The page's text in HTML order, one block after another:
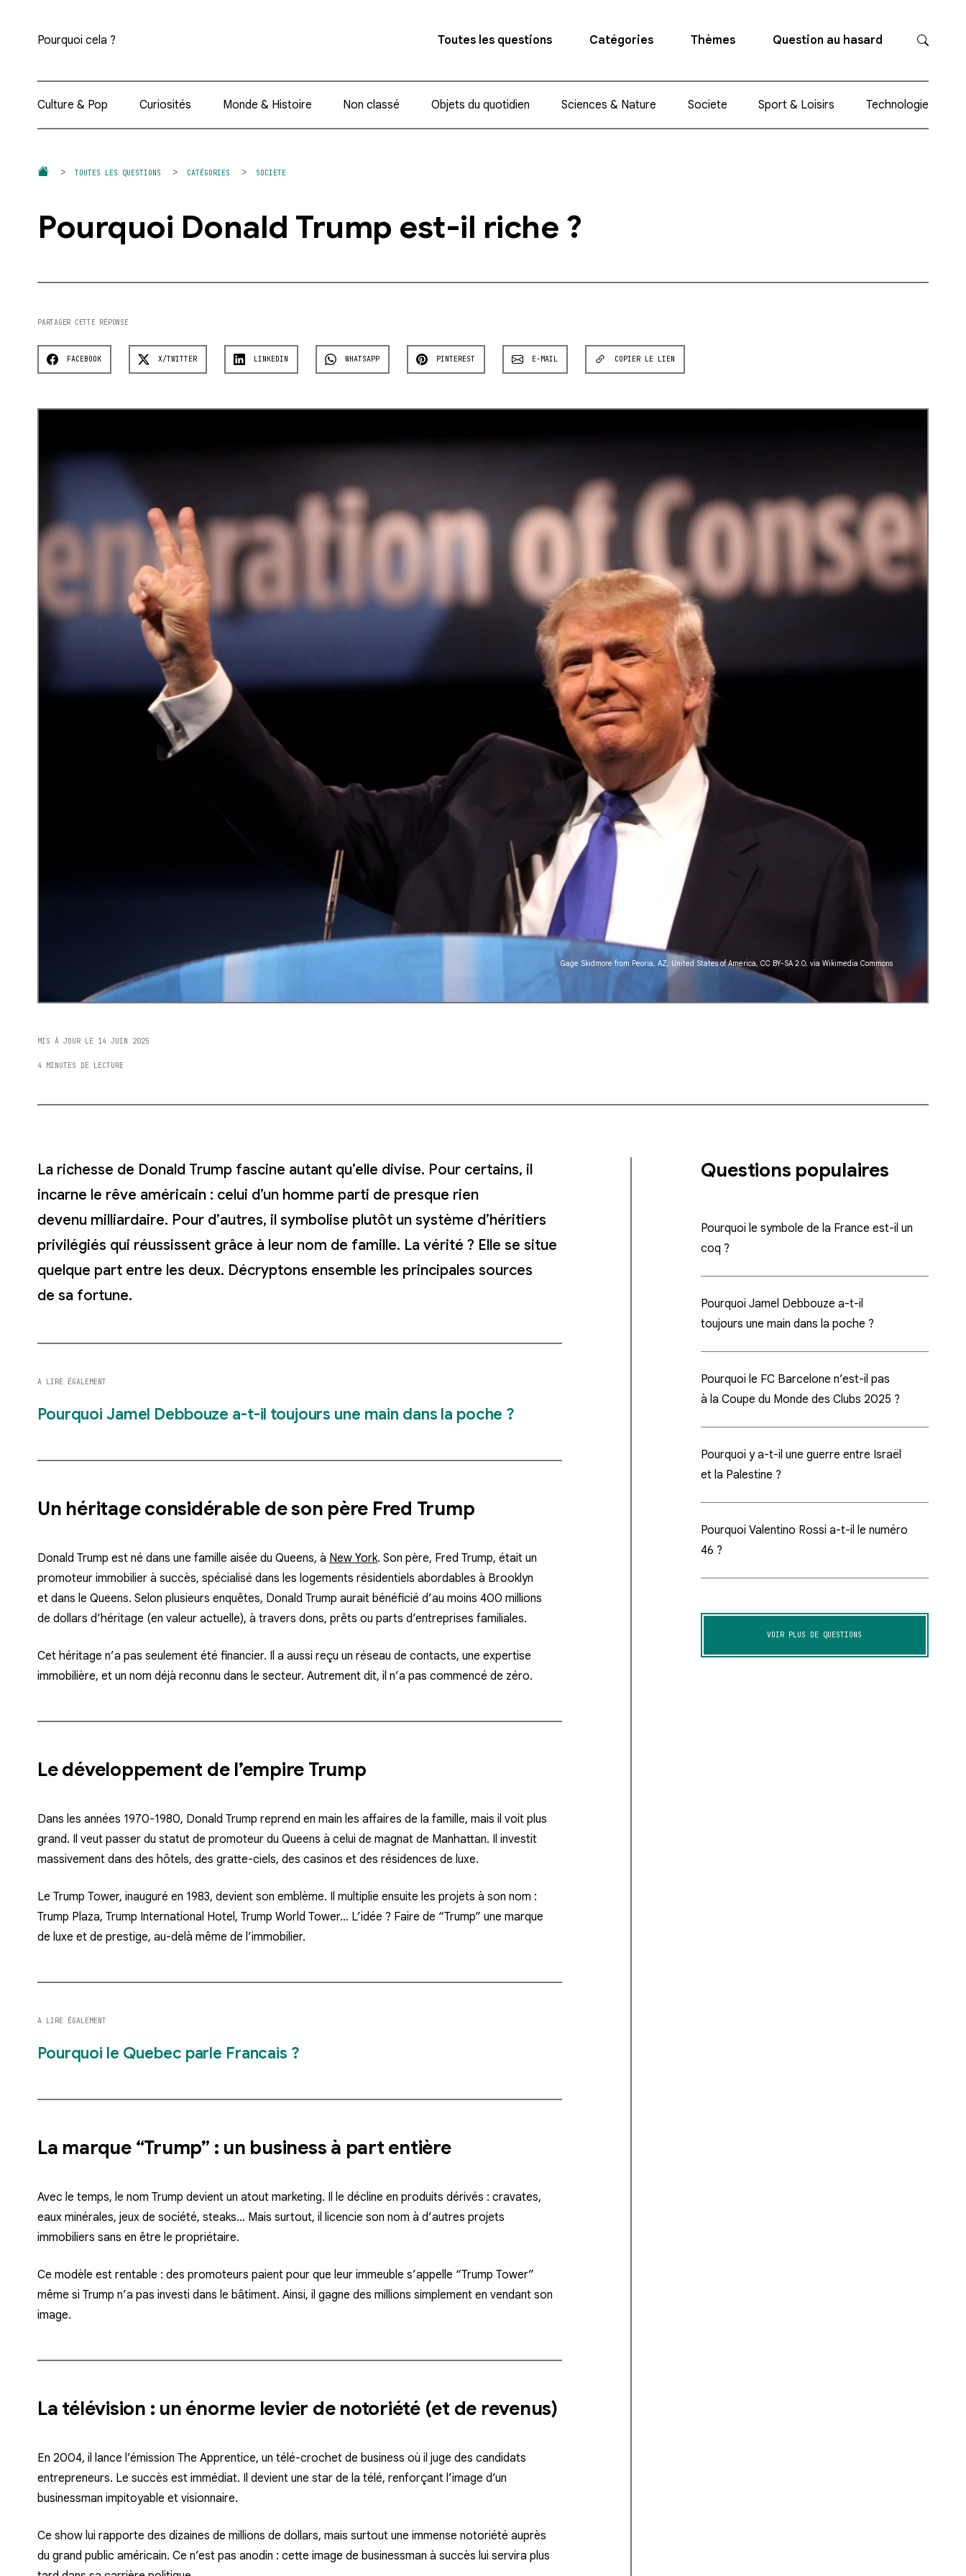
Pourquoi cela ? Toutes les questions Catégories Thèmes Question au hasard
Culture & Pop Curiosités Monde & Histoire Non classé Objets du quotidien Sciences & Nature Societe Sport & Loisirs Technologie
TOUTES LES QUESTIONS CATÉGORIES SOCIETE
Pourquoi Donald Trump est-il riche ?
PARTAGER CETTE RÉPONSE
FACEBOOK X/TWITTER LINKEDIN WHATSAPP PINTEREST E-MAIL COPIER LE LIEN
Gage Skidmore from Peoria, AZ, United States of America, CC BY-SA 2.0, via Wikimedia Commons
MIS À JOUR LE 14 JUIN 2025
4 MINUTES DE LECTURE
La richesse de Donald Trump fascine autant qu’elle divise. Pour certains, il
incarne le rêve américain : celui d’un homme parti de presque rien
devenu milliardaire. Pour d’autres, il symbolise plutôt un système d’héritiers
privilégiés qui réussissent grâce à leur nom de famille. La vérité ? Elle se situe
quelque part entre les deux. Décryptons ensemble les principales sources
de sa fortune.
A LIRE ÉGALEMENT
Pourquoi Jamel Debbouze a-t-il toujours une main dans la poche ?
Un héritage considérable de son père Fred Trump
Donald Trump est né dans une famille aisée du Queens, à New York. Son père, Fred Trump, était un
promoteur immobilier à succès, spécialisé dans les logements résidentiels abordables à Brooklyn
et dans le Queens. Selon plusieurs enquêtes, Donald Trump aurait bénéficié d’au moins 400 millions
de dollars d’héritage (en valeur actuelle), à travers dons, prêts ou parts d’entreprises familiales.
Cet héritage n’a pas seulement été financier. Il a aussi reçu un réseau de contacts, une expertise
immobilière, et un nom déjà reconnu dans le secteur. Autrement dit, il n’a pas commencé de zéro.
Le développement de l’empire Trump
Dans les années 1970-1980, Donald Trump reprend en main les affaires de la famille, mais il voit plus
grand. Il veut passer du statut de promoteur du Queens à celui de magnat de Manhattan. Il investit
massivement dans des hôtels, des gratte-ciels, des casinos et des résidences de luxe.
Le Trump Tower, inauguré en 1983, devient son emblème. Il multiplie ensuite les projets à son nom :
Trump Plaza, Trump International Hotel, Trump World Tower… L’idée ? Faire de “Trump” une marque
de luxe et de prestige, au-delà même de l’immobilier.
A LIRE ÉGALEMENT
Pourquoi le Quebec parle Francais ?
La marque “Trump” : un business à part entière
Avec le temps, le nom Trump devient un atout marketing. Il le décline en produits dérivés : cravates,
eaux minérales, jeux de société, steaks… Mais surtout, il licencie son nom à d’autres projets
immobiliers sans en être le propriétaire.
Ce modèle est rentable : des promoteurs paient pour que leur immeuble s’appelle “Trump Tower”
même si Trump n’a pas investi dans le bâtiment. Ainsi, il gagne des millions simplement en vendant son
image.
La télévision : un énorme levier de notoriété (et de revenus)
En 2004, il lance l’émission The Apprentice, un télé-crochet de business où il juge des candidats
entrepreneurs. Le succès est immédiat. Il devient une star de la télé, renforçant l’image d’un
businessman impitoyable et visionnaire.
Ce show lui rapporte des dizaines de millions de dollars, mais surtout une immense notoriété auprès
du grand public américain. Ce n’est pas anodin : cette image de businessman à succès lui servira plus
Questions populaires
Pourquoi le symbole de la France est-il un
coq ?
Pourquoi Jamel Debbouze a-t-il
toujours une main dans la poche ?
Pourquoi le FC Barcelone n’est-il pas
à la Coupe du Monde des Clubs 2025 ?
Pourquoi y a-t-il une guerre entre Israël
et la Palestine ?
Pourquoi Valentino Rossi a-t-il le numéro
46 ?
VOIR PLUS DE QUESTIONS